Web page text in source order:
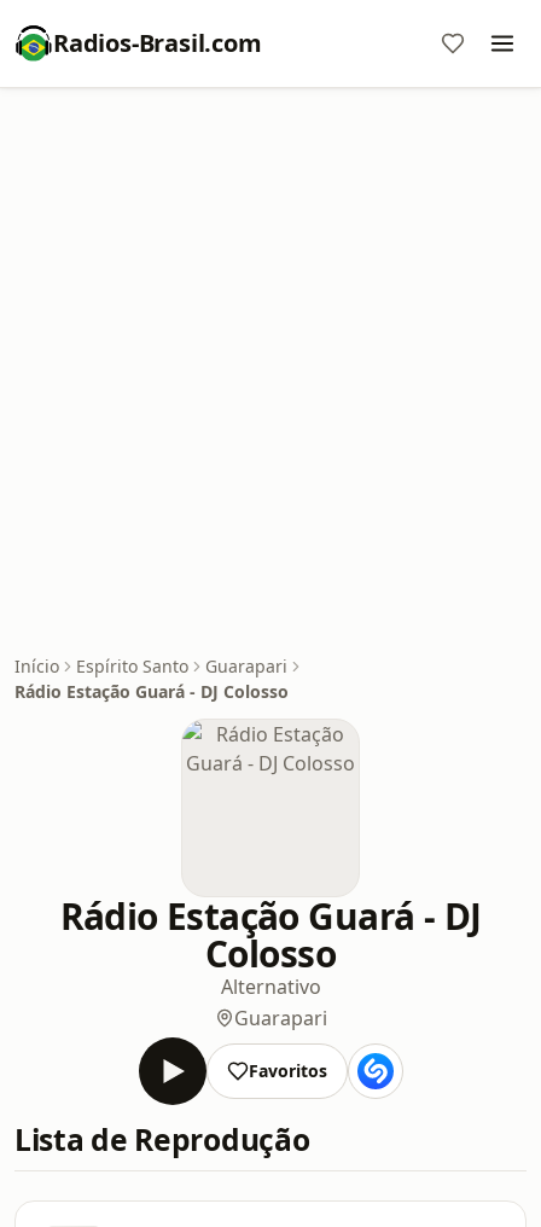
Radios-Brasil.com
Início Espírito Santo
Guarapari
Rádio Estação Guará - DJ Colosso
Rádio Estação Guará - DJ
Colosso
Alternativo
Guarapari
Favoritos
Lista de Reprodução